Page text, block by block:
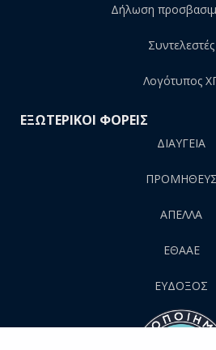
Δήλωση
Συντελεστές
Λογότυπος
ΕΞΩΤΕΡΙΚΟΙ ΦΟΡΕΙΣ
ΔΙΑΥΓΕΙΑ
ΠΡΟΜΗΘΕΥΣ
AΠΕΛΛΑ
ΕΘΑΑΕ
ΕΥΔΟΞΟΣ